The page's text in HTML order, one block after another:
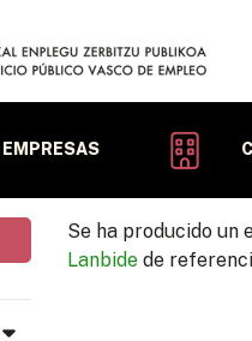
EMPRESAS
Se ha producido
Lanbide de